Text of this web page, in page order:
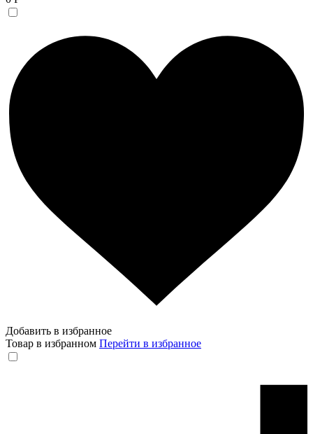
Добавить в избранное
Товар в избранном Перейти в избранное